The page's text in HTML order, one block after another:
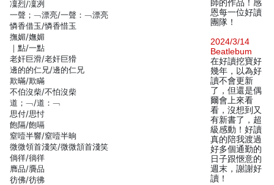
凜烈/凜冽
一聲；﹁漂亮/一聲：﹁漂亮
憐香借玉/憐香惜玉
撫媚/嫵媚
｜點/一點
老奸巨滑/老奸巨猾
邊的的仁兄/邊的仁兄
欺暪/欺瞞
不伯沒柴/不怕沒柴
道；﹁/道：﹁
思付/思忖
飽隔/飽嗝
窒噎半響/窒噎半晌
微微領首淺笑/微微頷首淺笑
倘徉/徜徉
膺品/贗品
彷佛/彷彿
師的作品！感
恩每一位好讀
團隊！
2024/3/14
Beatlebum
在好讀挖寶好
幾年，以為好
讀不會更新
了，但還是偶
爾會上來看
看，沒想到又
有新書了，超
級感動！好讀
真的陪我渡過
好多個通勤的
日子跟愜意的
週末，謝謝好
讀！